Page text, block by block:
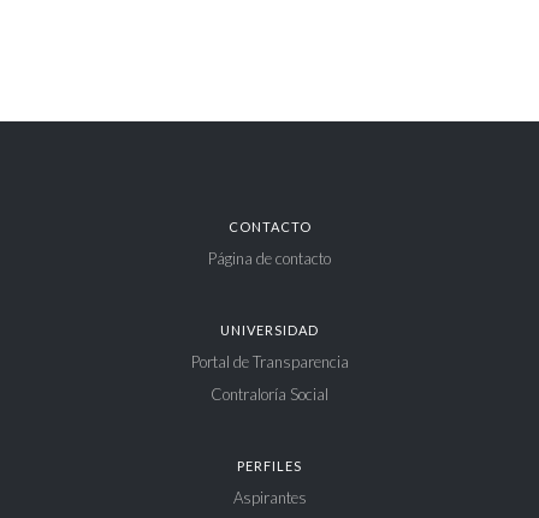
CONTACTO
Página de contacto
UNIVERSIDAD
Portal de Transparencia
Contraloría Social
PERFILES
Aspirantes